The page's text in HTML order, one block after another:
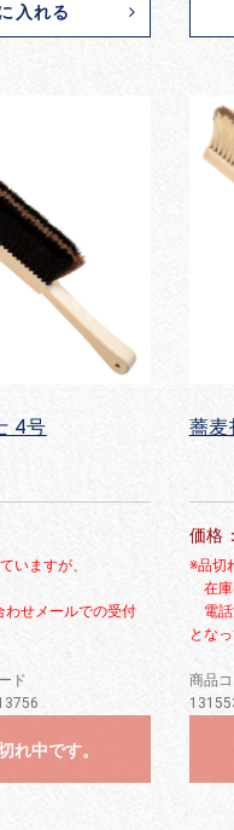
入れる
4号
いますが、
せメールでの受付
ド
れ中です。
蕎
価格
※品切
在庫
電話
とな
商品